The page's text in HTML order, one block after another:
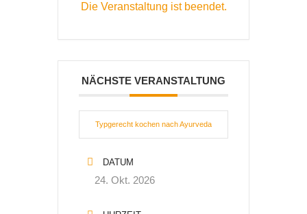
Die Veranstaltung ist beendet.
NÄCHSTE VERANSTALTUNG
Typgerecht kochen nach Ayurveda
DATUM
24. Okt. 2026